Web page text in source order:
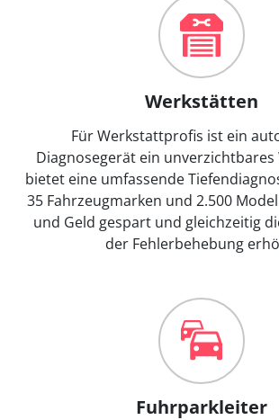
Werkstätten
Für Werkstattprofis ist ein
Diagnosegerät ein unverzichtbares
bietet eine umfassende
35 Fahrzeugmarken und 2.500
und Geld gespart und gleichzeitig
der Fehlerbehebung
Fuhrparkleiter